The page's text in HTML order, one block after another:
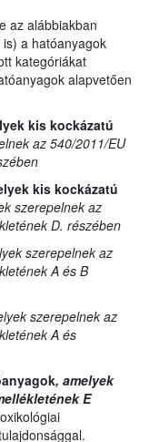
az alábbiakban
a hatóanyagok
kategóriákat
alapvetően
kis kockázatú
az 540/2011/EU
kis kockázatú
szerepelnek az
D. részében
szerepelnek az
A és B
szerepelnek az
A és
, amelyek
E